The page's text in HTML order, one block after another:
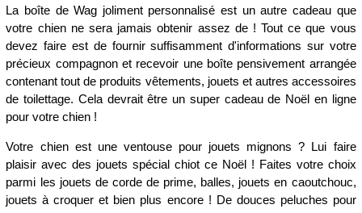
La boîte de Wag joliment personnalisé est un autre cadeau que
votre chien ne sera jamais obtenir assez de ! Tout ce que vous
devez faire est de fournir suffisamment d'informations sur votre
précieux compagnon et recevoir une boîte pensivement arrangée
contenant tout de produits vêtements, jouets et autres accessoires
de toilettage. Cela devrait être un super cadeau de Noël en ligne
pour votre chien !
Votre chien est une ventouse pour jouets mignons ? Lui faire
plaisir avec des jouets spécial chiot ce Noël ! Faites votre choix
parmi les jouets de corde de prime, balles, jouets en caoutchouc,
jouets à croquer et bien plus encore ! De douces peluches pour